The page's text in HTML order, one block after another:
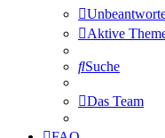
Aktive
Suche
Das Team